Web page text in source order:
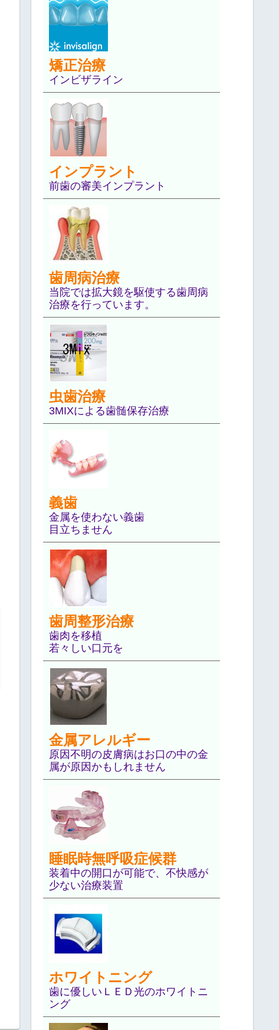
矯正治療
インビザライン
インプラント
前歯の審美インプラント
歯周病治療
当院では拡大鏡を駆使する歯周病
治療を行っています。
虫歯治療
3MIXによる歯髄保存治療
義歯
金属を使わない義歯
目立ちません
歯周整形治療
歯肉を移植
若々しい口元を
金属アレルギー
原因不明の皮膚病はお口の中の金
属が原因かもしれません
睡眠時無呼吸症候群
装着中の開口が可能で、不快感が
少ない治療装置
ホワイトニング
歯に優しいＬＥＤ光のホワイトニ
ング